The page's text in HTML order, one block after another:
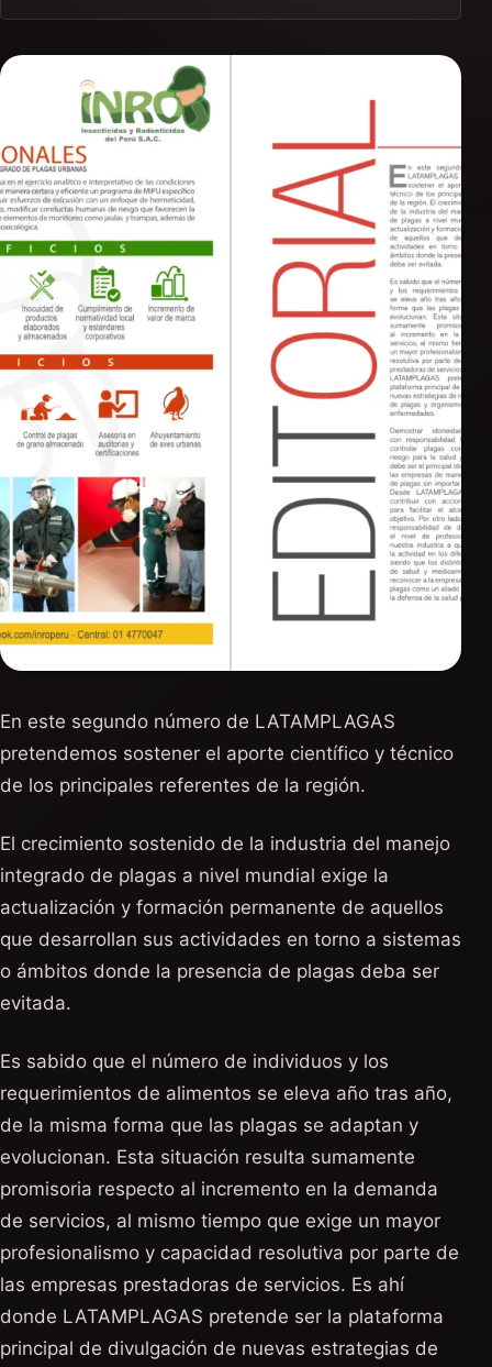
En este segundo número de LATAMPLAGAS
pretendemos sostener el aporte científico y técnico
de los principales referentes de la región.
El crecimiento sostenido de la industria del manejo
integrado de plagas a nivel mundial exige la
actualización y formación permanente de aquellos
que desarrollan sus actividades en torno a sistemas
o ámbitos donde la presencia de plagas deba ser
evitada.
Es sabido que el número de individuos y los
requerimientos de alimentos se eleva año tras año,
de la misma forma que las plagas se adaptan y
evolucionan. Esta situación resulta sumamente
promisoria respecto al incremento en la demanda
de servicios, al mismo tiempo que exige un mayor
profesionalismo y capacidad resolutiva por parte de
las empresas prestadoras de servicios. Es ahí
donde LATAMPLAGAS pretende ser la plataforma
principal de divulgación de nuevas estrategias de